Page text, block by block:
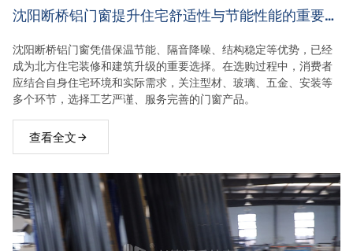
沈阳断桥铝门窗提升住宅舒适性与节能性能的重要选
沈阳断桥铝门窗凭借保温节能、隔音降噪、结构稳定等优势，已经
成为北方住宅装修和建筑升级的重要选择。在选购过程中，消费者
应结合自身住宅环境和实际需求，关注型材、玻璃、五金、安装等
多个环节，选择工艺严谨、服务完善的门窗产品。
查看全文